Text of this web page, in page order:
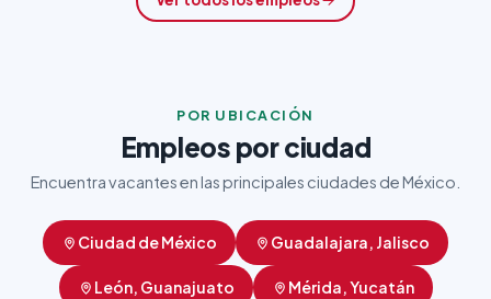
POR UBICACIÓN
Empleos por ciudad
Encuentra vacantes en las principales ciudades de México.
Ciudad de México Guadalajara, Jalisco
León, Guanajuato Mérida, Yucatán